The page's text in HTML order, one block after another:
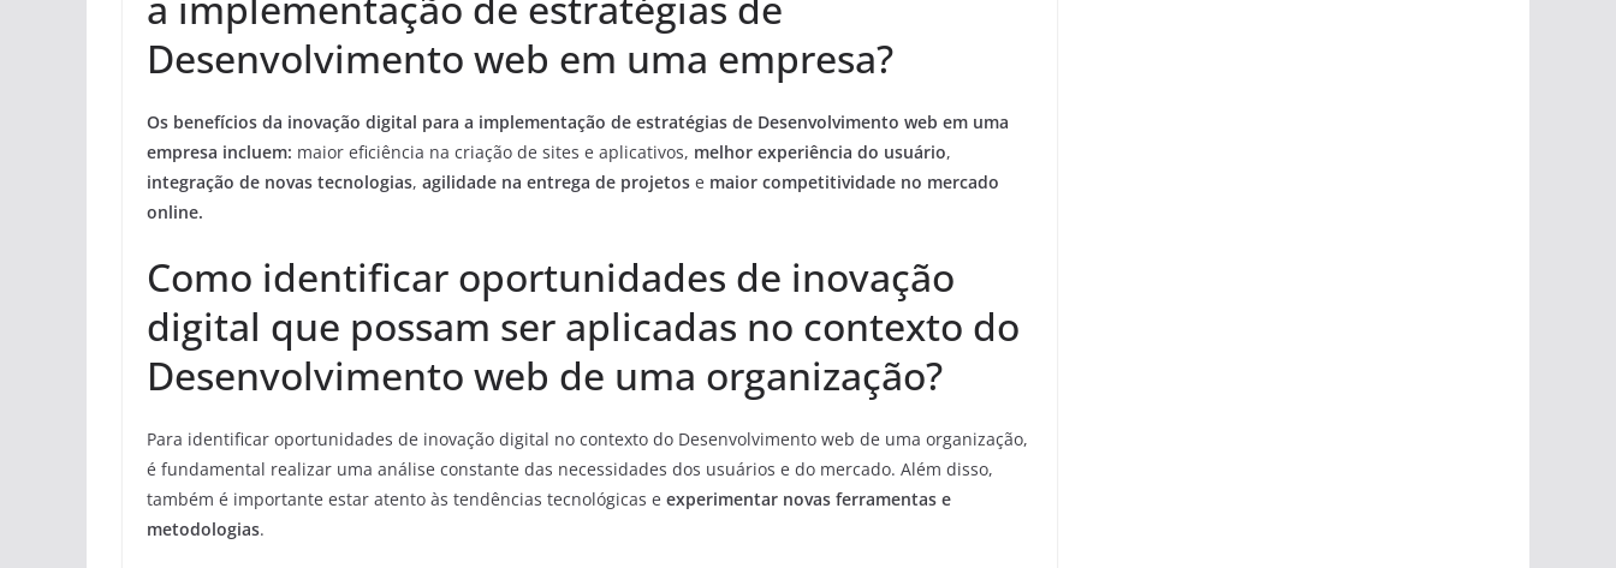
Desenvolvimento web em uma empresa?
Os benefícios da inovação digital para a implementação de estratégias de Desenvolvimento web em uma
empresa incluem: maior eficiência na criação de sites e aplicativos, melhor experiência do usuário,
integração de novas tecnologias, agilidade na entrega de projetos e maior competitividade no mercado
online.
Como identificar oportunidades de inovação
digital que possam ser aplicadas no contexto do
Desenvolvimento web de uma organização?
Para identificar oportunidades de inovação digital no contexto do Desenvolvimento web de uma organização,
é fundamental realizar uma análise constante das necessidades dos usuários e do mercado. Além disso,
também é importante estar atento às tendências tecnológicas e experimentar novas ferramentas e
metodologias.